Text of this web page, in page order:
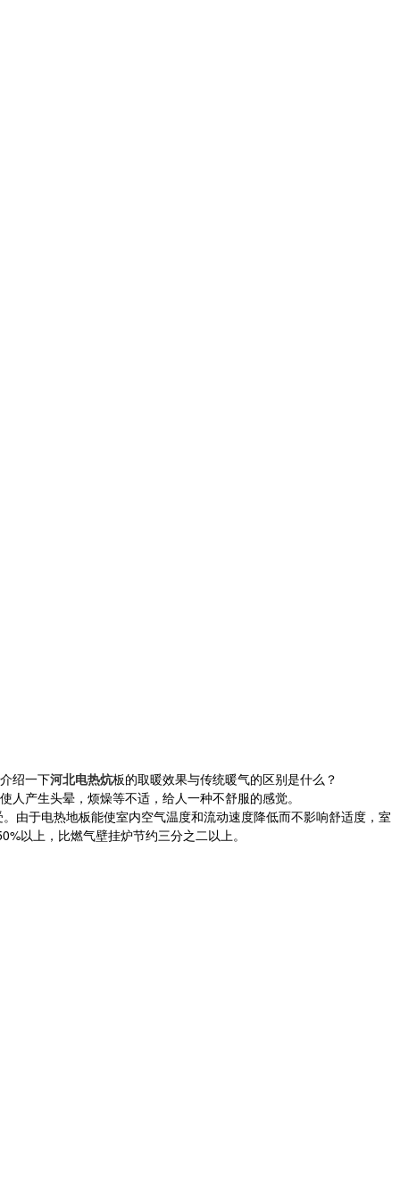
绍一下河北电热炕板的取暖效果与传统暖气的区别是什么？
产生头晕，烦燥等不适，给人一种不舒服的感觉。
于电热地板能使室内空气温度和流动速度降低而不影响舒适度，室
以上，比燃气壁挂炉节约三分之二以上。